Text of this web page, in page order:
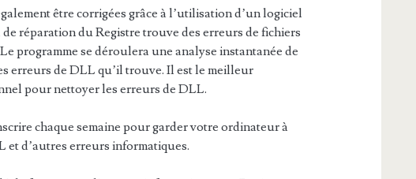
être corrigées grâce à l’utilisation d’un logiciel
de réparation du Registre trouve des erreurs de fichiers
programme se déroulera une analyse instantanée de
erreurs de DLL qu’il trouve. Il est le meilleur
pour nettoyer les erreurs de DLL.
chaque semaine pour garder votre ordinateur à
et d’autres erreurs informatiques.